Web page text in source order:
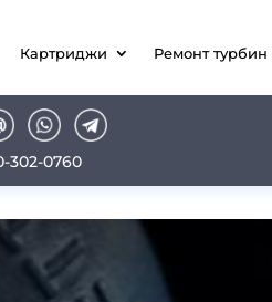
Картриджи Ремонт турбин
302-0760